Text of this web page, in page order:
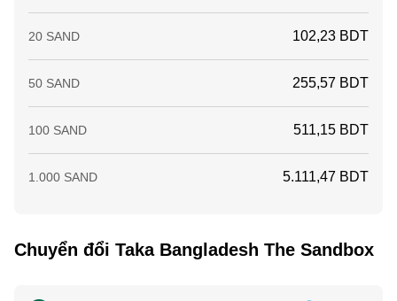
20 SAND 102,23 BDT
50 SAND 255,57 BDT
100 SAND 511,15 BDT
1.000 SAND 5.111,47 BDT
Chuyển đổi Taka Bangladesh The Sandbox